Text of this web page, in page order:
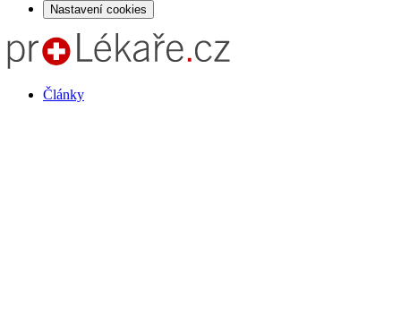
Nastavení cookies
Články